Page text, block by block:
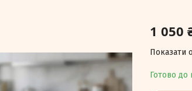
1 050
Показати
Готово до